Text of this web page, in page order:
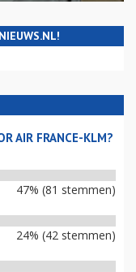
AIR FRANCE-KLM?
47% (81 stemmen)
24% (42 stemmen)